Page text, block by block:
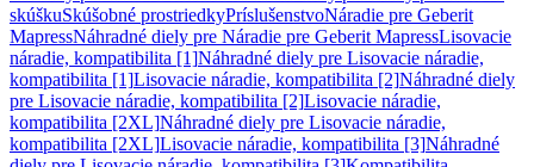
skúškuSkúšobné prostriedkyPríslušenstvoNáradie pre Geberit
MapressNáhradné diely pre Náradie pre Geberit MapressLisovacie
náradie, kompatibilita [1]Náhradné diely pre Lisovacie náradie,
kompatibilita [1]Lisovacie náradie, kompatibilita [2]Náhradné diely
pre Lisovacie náradie, kompatibilita [2]Lisovacie náradie,
kompatibilita [2XL]Náhradné diely pre Lisovacie náradie,
kompatibilita [2XL]Lisovacie náradie, kompatibilita [3]Náhradné